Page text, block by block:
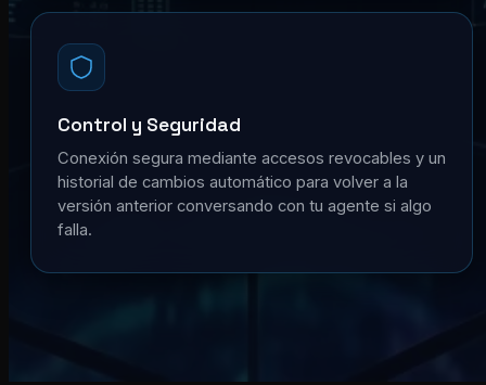
Control y Seguridad
Conexión segura mediante accesos revocables y un
historial de cambios automático para volver a la
versión anterior conversando con tu agente si algo
falla.